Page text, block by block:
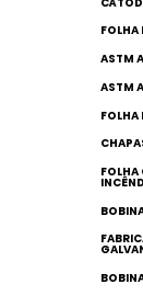
FOLHA
ASTM
ASTM
FOLHA
FOLHA